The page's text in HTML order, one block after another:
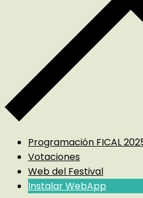
Programación FICAL
Votaciones
Web del Festival
Instalar WebApp